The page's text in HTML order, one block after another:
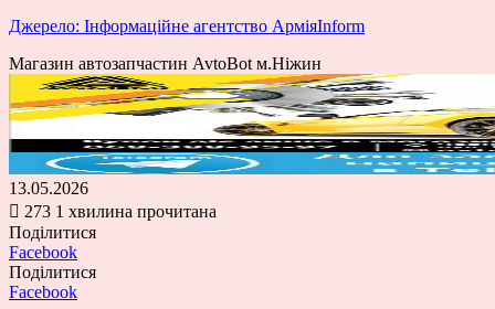
Джерело: Інформаційне агентство АрміяInform
Магазин автозапчастин AvtoBot м.Ніжин
13.05.2026
273 1 хвилина прочитана
Поділитися
Facebook
Поділитися
Facebook